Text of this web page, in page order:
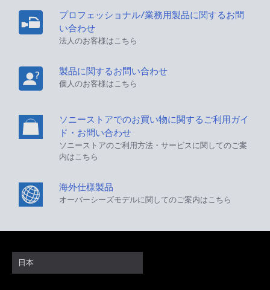
プロフェッショナル/業務用製品に関するお問
い合わせ
法人のお客様はこちら
製品に関するお問い合わせ
個人のお客様はこちら
ソニーストアでのお買い物に関するご利用ガイ
ド・お問い合わせ
ソニーストアのご利用方法・サービスに関してのご案
内はこちら
海外仕様製品
オーバーシーズモデルに関してのご案内はこちら
日本